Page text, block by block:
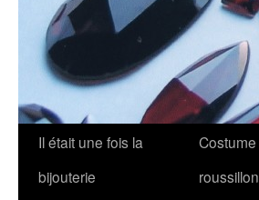
Il était une fois la
bijouterie
Costume